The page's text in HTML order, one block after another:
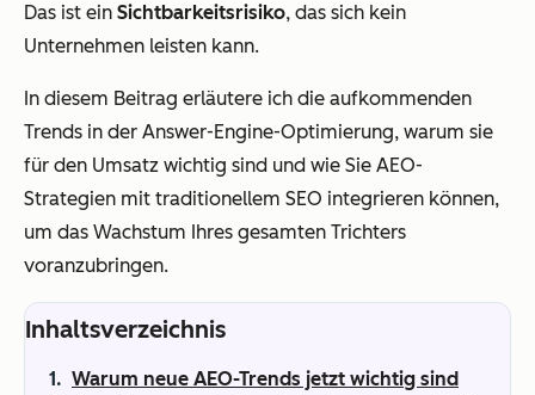
Das ist ein Sichtbarkeitsrisiko, das sich kein
Unternehmen leisten kann.
In diesem Beitrag erläutere ich die aufkommenden
Trends in der Answer-Engine-Optimierung, warum sie
für den Umsatz wichtig sind und wie Sie AEO-
Strategien mit traditionellem SEO integrieren können,
um das Wachstum Ihres gesamten Trichters
voranzubringen.
Inhaltsverzeichnis
Warum neue AEO-Trends jetzt wichtig sind